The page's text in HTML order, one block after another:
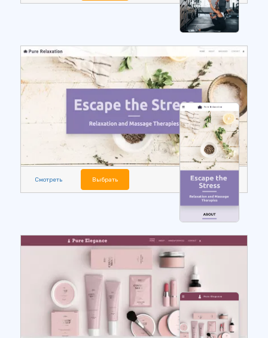
Смотреть Выбрать